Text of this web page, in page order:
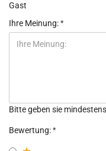
Gast
Ihre Meinung:
Bitte geben sie
Bewertung: